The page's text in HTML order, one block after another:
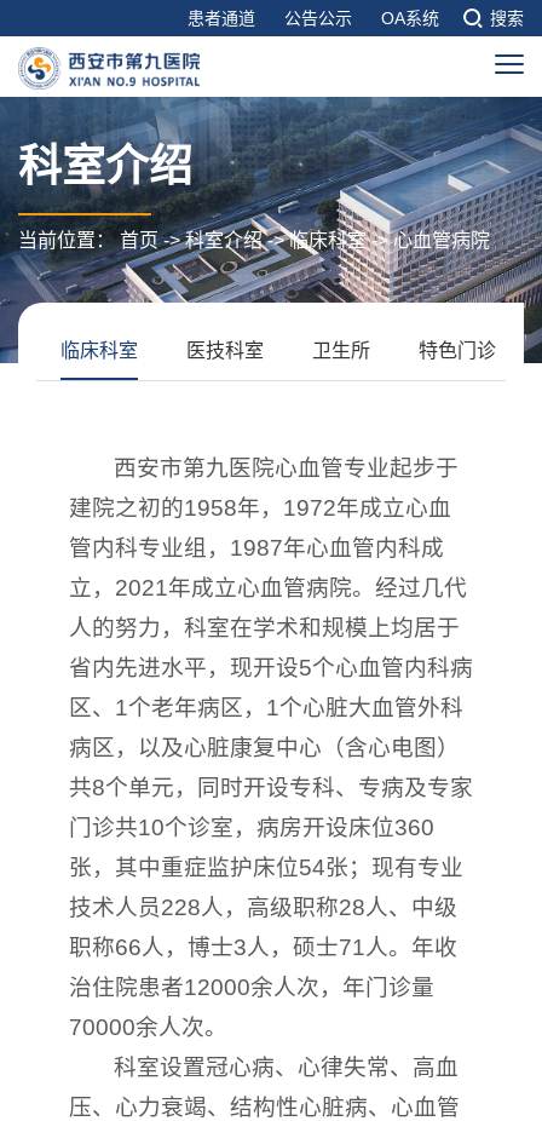
患者通道 公告公示 OA系统 搜索
科室介绍
当前位置：首页->科室介绍->临床科室->心血管病院
临床科室 医技科室 卫生所 特色门诊
西安市第九医院心血管专业起步于
建院之初的1958年，1972年成立心血
管内科专业组，1987年心血管内科成
立，2021年成立心血管病院。经过几代
人的努力，科室在学术和规模上均居于
省内先进水平，现开设5个心血管内科病
区、1个老年病区，1个心脏大血管外科
病区，以及心脏康复中心（含心电图）
共8个单元，同时开设专科、专病及专家
门诊共10个诊室，病房开设床位360
张，其中重症监护床位54张；现有专业
技术人员228人，高级职称28人、中级
职称66人，博士3人，硕士71人。年收
治住院患者12000余人次，年门诊量
70000余人次。
科室设置冠心病、心律失常、高血
压、心力衰竭、结构性心脏病、心血管